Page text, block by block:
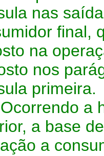
nas
final,
na
nos
primeira.
Ocorrendo a
a base
a